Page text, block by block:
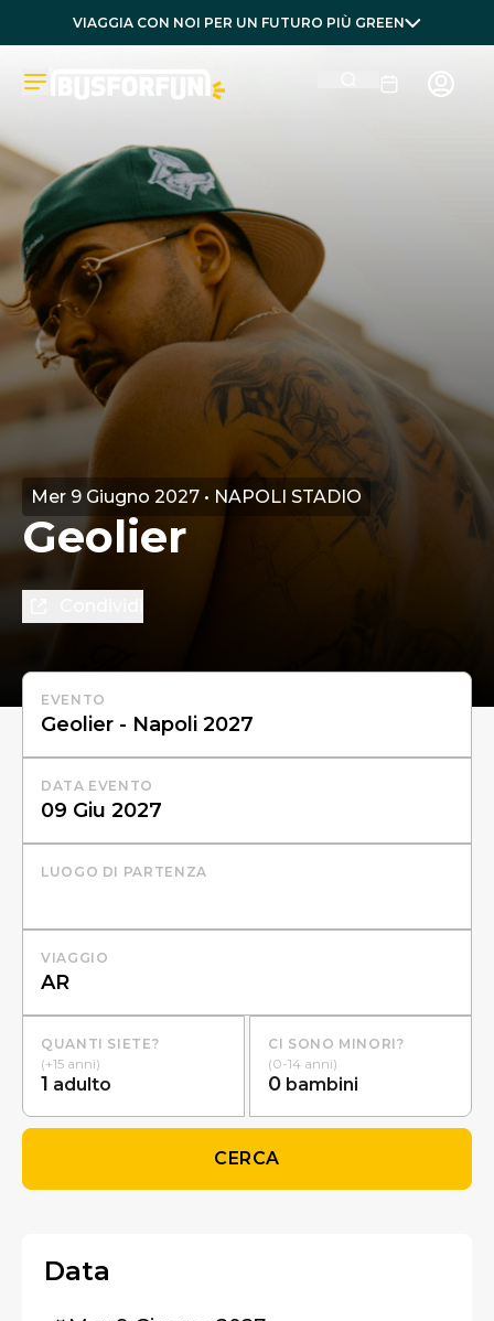
VIAGGIA CON NOI PER UN FUTURO PIÙ GREEN
Mer 9 Giugno 2027 • NAPOLI STADIO
Geolier
EVENTO
DATA EVENTO
LUOGO DI PARTENZA
VIAGGIO
QUANTI SIETE?
(+15 anni)
1 adulto
CI SONO MINORI?
(0-14 anni)
0 bambini
CERCA
Data